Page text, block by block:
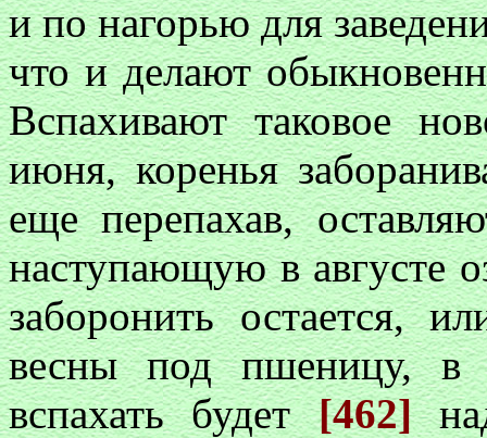
и по нагорью для
что и делают
Вспахивают таковое
июня, коренья
еще перепахав,
наступающую в августе
заборонить остается,
весны под пшеницу, в
вспахать будет[462]